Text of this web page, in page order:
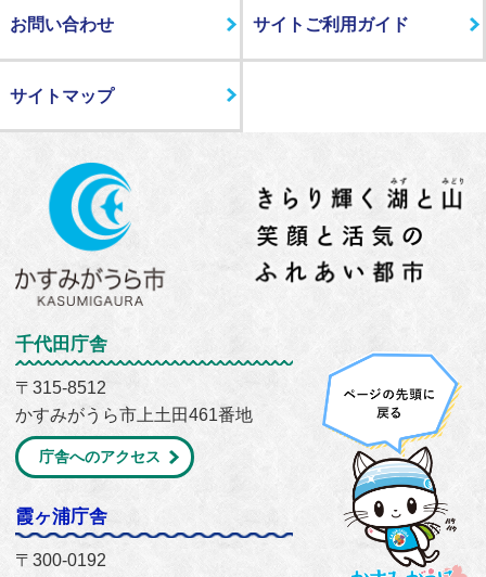
お問い合わせ サイトご利用ガイド
サイトマップ
千代田庁舎
〒315-8512
かすみがうら市上土田461番地
庁舎へのアクセス
霞ヶ浦庁舎
〒300-0192